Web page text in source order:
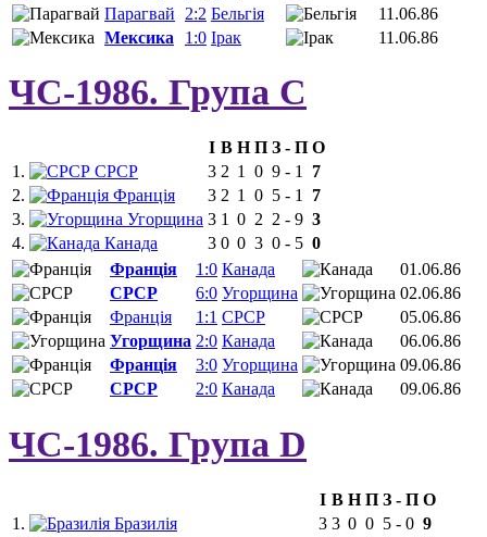
Парагвай
2:2 Бельгія
11.06.86
Мексика
1:0 Ірак 11.06.86
ЧС-1986. Група C
І В Н П З - П О
1.
СРСР 3 2 1 0 9 - 1
7
2.
Франція 3 2 1 0 5 - 1
7
3.
Угорщина 3 1 0 2 2 - 9 3
4.
Канада 3 0 0 3 0 - 5 0
Франція
1:0 Канада
01.06.86
СРСР
6:0 Угорщина
02.06.86
Франція
1:1 СРСР
05.06.86
Угорщина 2:0 Канада
06.06.86
Франція
3:0 Угорщина
09.06.86
СРСР
2:0 Канада 09.06.86
ЧС-1986. Група D
І В Н П З - П О
1.
Бразилія 3 3 0 0 5 - 0 9